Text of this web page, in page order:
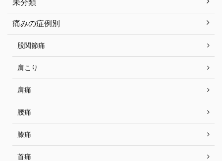
痛みの症例別
股関節痛
肩こり
肩痛
腰痛
膝痛
首痛